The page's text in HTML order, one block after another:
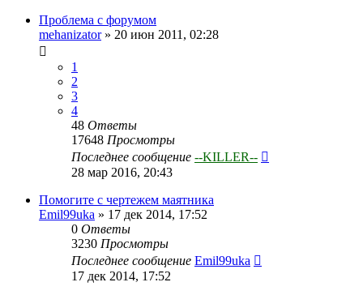
Проблема с форумом
mehanizator» 20 июн 2011, 02:28
1
2
3
4
48 Ответы
17648 Просмотры
Последнее сообщение --KILLER--
28 мар 2016, 20:43
Помогите с чертежем маятника
Emil99uka » 17 дек 2014, 17:52
0 Ответы
3230 Просмотры
Последнее сообщение Emil99uka
17 дек 2014, 17:52